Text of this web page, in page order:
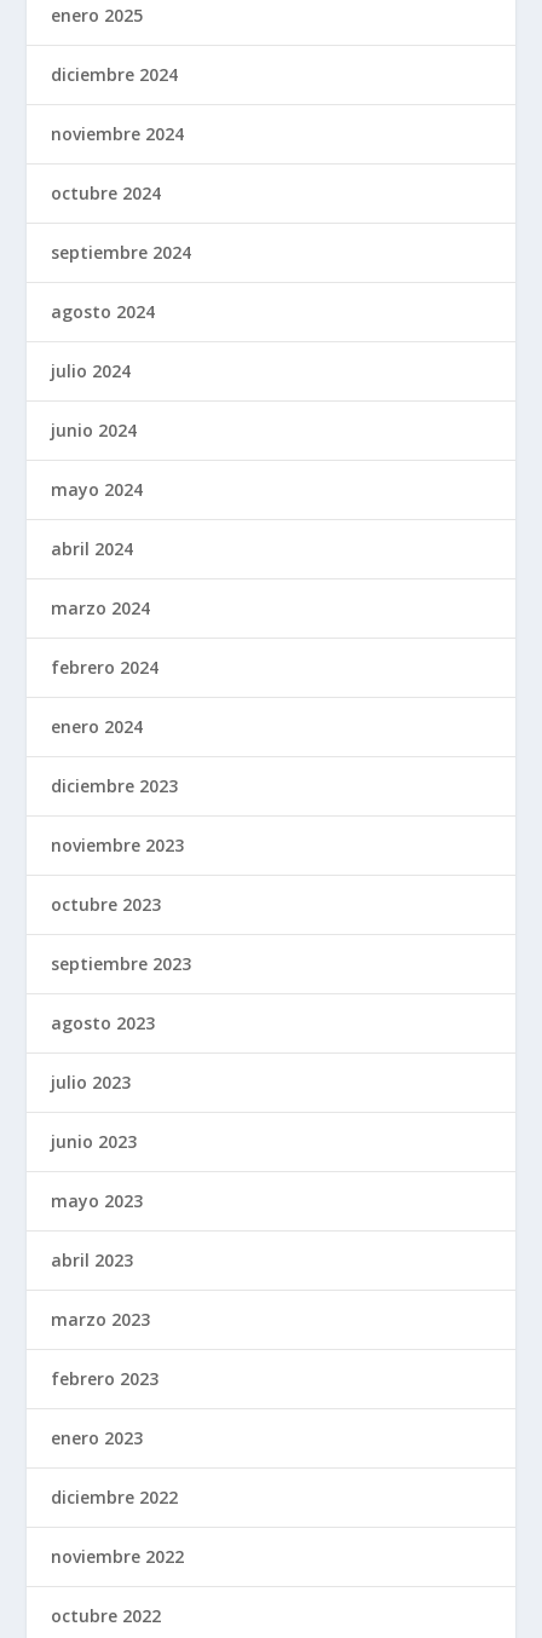
enero 2025
diciembre 2024
noviembre 2024
octubre 2024
septiembre 2024
agosto 2024
julio 2024
junio 2024
mayo 2024
abril 2024
marzo 2024
febrero 2024
enero 2024
diciembre 2023
noviembre 2023
octubre 2023
septiembre 2023
agosto 2023
julio 2023
junio 2023
mayo 2023
abril 2023
marzo 2023
febrero 2023
enero 2023
diciembre 2022
noviembre 2022
octubre 2022